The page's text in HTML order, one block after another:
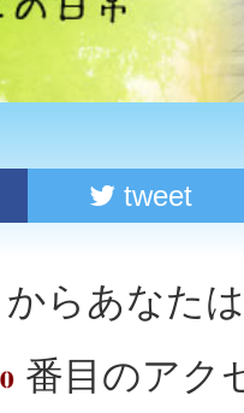
tweet
からあなた
番目のア